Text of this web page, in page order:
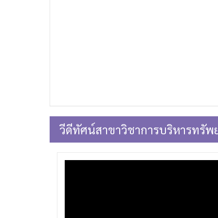
วีดีทัศน์สาขาวิชาการบริหารทรั